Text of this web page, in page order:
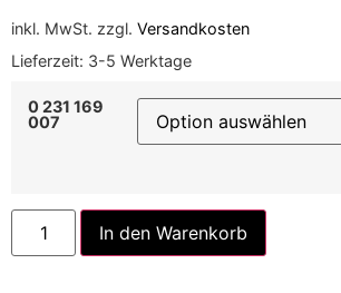
inkl. MwSt. zzgl. Versandkosten
Lieferzeit: 3-5 Werktage
0 231 169
007
In den Warenkorb